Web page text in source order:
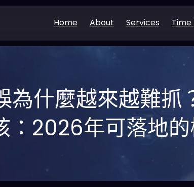
Home About Services Time
為什麼越來越難
：2026年可落地